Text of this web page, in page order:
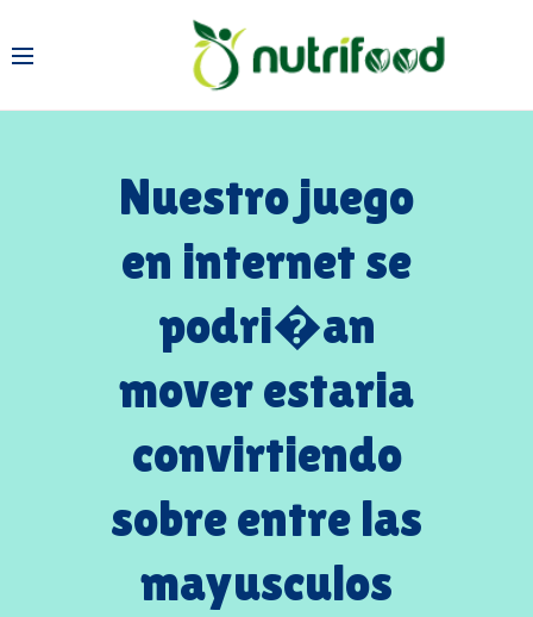
Nuestro juego
en internet se
podri�an
mover estaria
convirtiendo
sobre entre las
mayusculos